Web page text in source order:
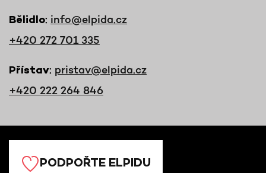
Bělidlo: info@elpida.cz
+420 272 701 335
Přístav: pristav@elpida.cz
+420 222 264 846
PODPOŘTE ELPIDU